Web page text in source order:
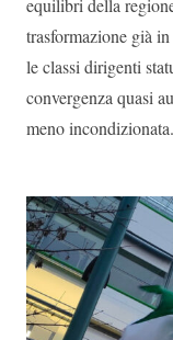
equilibri della
trasformazione già
le classi dirigenti
convergenza quasi
meno incondizionata.